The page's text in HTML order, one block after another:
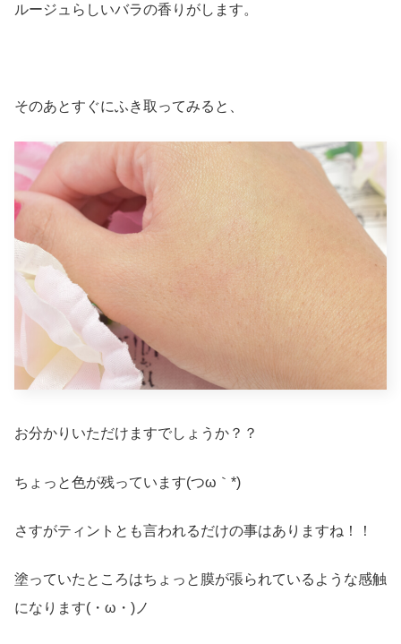
ルージュらしいバラの香りがします。
そのあとすぐにふき取ってみると、
お分かりいただけますでしょうか？？
ちょっと色が残っています(つω｀*)
さすがティントとも言われるだけの事はありますね！！
塗っていたところはちょっと膜が張られているような感触
になります(・ω・)ノ